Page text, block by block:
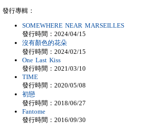
發行專輯：
SOMEWHERE NEAR MARSEILLES
發行時間：2024/04/15
沒有顏色的花朵
發行時間：2024/02/15
One Last Kiss
發行時間：2021/03/10
TIME
發行時間：2020/05/08
初戀
發行時間：2018/06/27
Fantome
發行時間：2016/09/30